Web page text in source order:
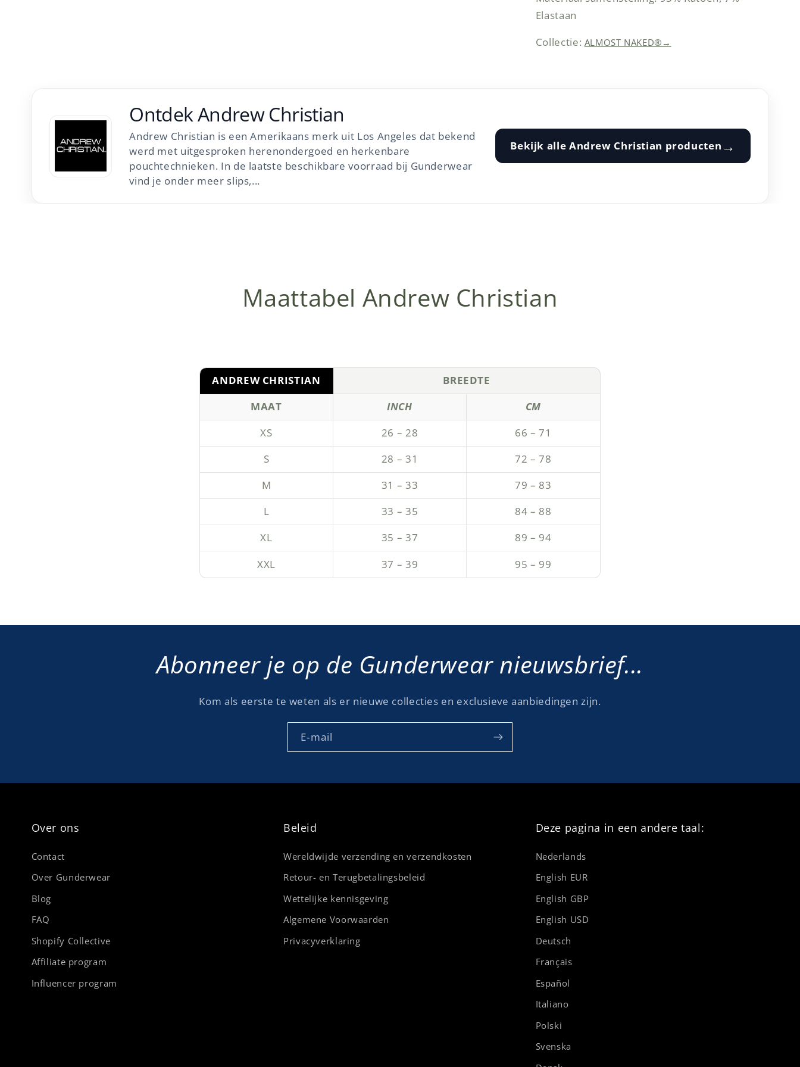
Elastaan
Collectie: ALMOST NAKED® →
OntdekAndrew Christian
Andrew Christian is een Amerikaans merk uit Los Angeles dat bekend
werd met uitgesproken herenondergoed en herkenbare
pouchtechnieken. In de laatste beschikbare voorraad bij Gunderwear
vind je onder meer slips,...
Bekijk alle Andrew Christian producten →
Maattabel Andrew Christian
ANDREW CHRISTIAN
BREEDTE
MAAT
INCH
CM
XS
26 – 28
66 – 71
S
28 – 31
72 – 78
M
31 – 33
79 – 83
L
33 – 35
84 – 88
XL
35 – 37
89 – 94
XXL
37 – 39 95 – 99
Abonneer je op de Gunderwear nieuwsbrief...
Kom als eerste te weten als er nieuwe collecties en exclusieve aanbiedingen zijn.
E‑mail
Over ons
Contact
Over Gunderwear
Blog
FAQ
Shopify Collective
Affiliate program
Influencer program
Beleid
Wereldwijde verzending en verzendkosten
Retour- en Terugbetalingsbeleid
Wettelijke kennisgeving
Algemene Voorwaarden
Privacyverklaring
Deze pagina in een andere taal:
Nederlands
English EUR
English GBP
English USD
Deutsch
Français
Español
Italiano
Polski
Svenska